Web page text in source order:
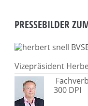
PRESSEBILDER
Vizepräsident
300 DPI